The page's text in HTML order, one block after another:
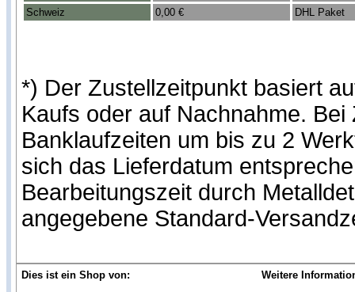
Schweiz
0,00 € DHL Paket
*) Der Zustellzeitpunkt basiert
Kaufs oder auf Nachnahme.
Banklaufzeiten um bis zu 2
sich das Lieferdatum
Bearbeitungszeit durch
angegebene Standard-
Dies ist ein Shop von:
Weitere